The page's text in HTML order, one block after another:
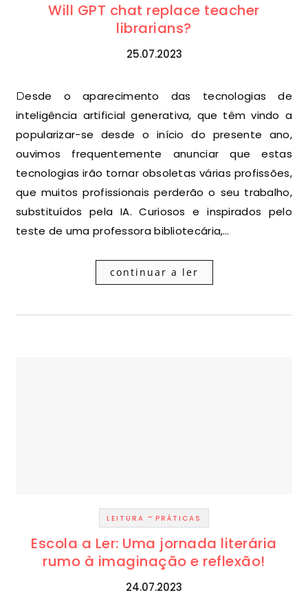
Will GPT chat replace teacher
librarians?
25.07.2023
Desde o aparecimento das tecnologias de
inteligência artificial generativa, que têm vindo a
popularizar-se desde o início do presente ano,
ouvimos frequentemente anunciar que estas
tecnologias irão tornar obsoletas várias profissões,
que muitos profissionais perderão o seu trabalho,
substituídos pela IA. Curiosos e inspirados pelo
teste de uma professora bibliotecária,…
continuar a ler
LEITURA - PRÁTICAS
Escola a Ler: Uma jornada literária
rumo à imaginação e reflexão!
24.07.2023